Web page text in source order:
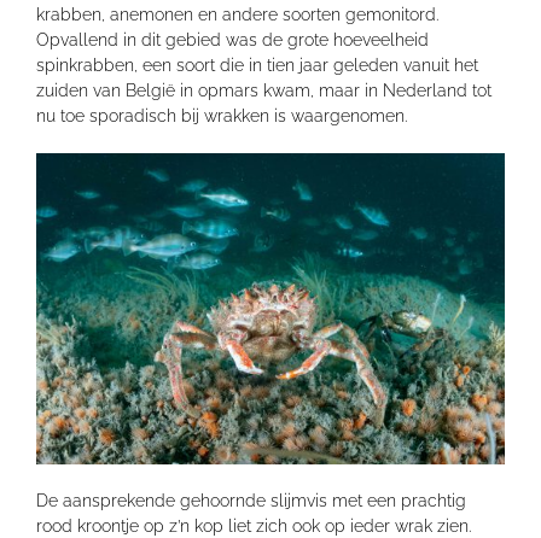
krabben, anemonen en andere soorten gemonitord.
Opvallend in dit gebied was de grote hoeveelheid
spinkrabben, een soort die in tien jaar geleden vanuit het
zuiden van België in opmars kwam, maar in Nederland tot
nu toe sporadisch bij wrakken is waargenomen.
De aansprekende gehoornde slijmvis met een prachtig
rood kroontje op z’n kop liet zich ook op ieder wrak zien.